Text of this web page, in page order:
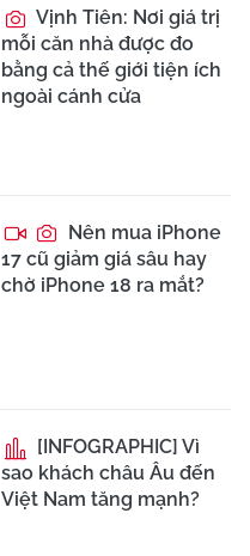
Vịnh Tiên: Nơi giá trị
mỗi căn nhà được đo
bằng cả thế giới tiện ích
ngoài cánh cửa
Nên mua iPhone
17 cũ giảm giá sâu hay
chờ iPhone 18 ra mắt?
[INFOGRAPHIC] Vì
sao khách châu Âu đến
Việt Nam tăng mạnh?